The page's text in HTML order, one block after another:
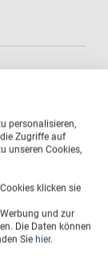
personalisieren,
Zugriffe auf
unseren Cookies,
klicken sie
und zur
Die Daten können
Sie hier.